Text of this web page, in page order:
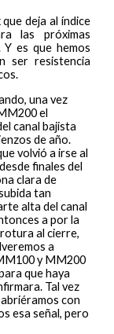
deja al índice
las próximas
es que hemos
ser resistencia
una vez
el
canal bajista
de año.
volvió a irse al
finales del
clara de
tan
alta del canal
a por la
al cierre,
a
y MM200
que haya
Tal vez
con
esa señal, pero